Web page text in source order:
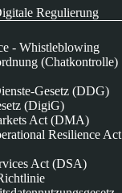
Regulierung
- Whistleblowing
(Chatkontrolle)
Gesetz (DDG)
(DigiG)
Act (DMA)
Resilience Act
Act (DSA)